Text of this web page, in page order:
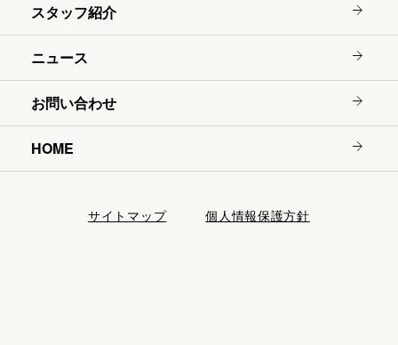
スタッフ紹介
ニュース
お問い合わせ
HOME
サイトマップ 個人情報保護方針